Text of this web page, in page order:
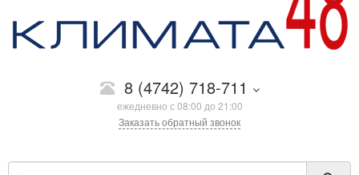
8 (4742) 718-711
ежедневно с 08:00 до 21:00
Заказать обратный звонок